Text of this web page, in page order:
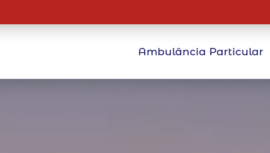
Ambulância Particular